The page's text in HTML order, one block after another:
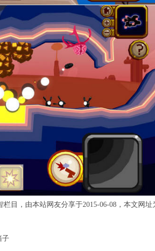
栏目，由本站网友分享于2015-06-08，本文网址
子